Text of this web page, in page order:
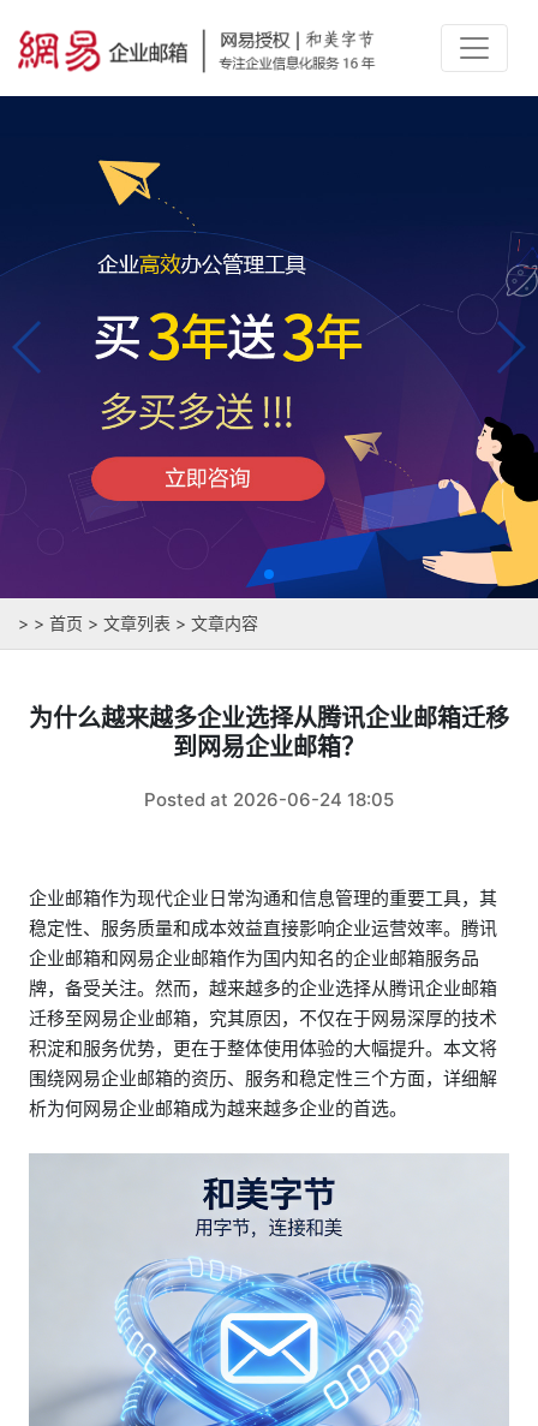
> > 首页 > 文章列表 > 文章内容
为什么越来越多企业选择从腾讯企业邮箱迁移
到网易企业邮箱？
Posted at 2026-06-24 18:05
企业邮箱作为现代企业日常沟通和信息管理的重要工具，其
稳定性、服务质量和成本效益直接影响企业运营效率。腾讯
企业邮箱和网易企业邮箱作为国内知名的企业邮箱服务品
牌，备受关注。然而，越来越多的企业选择从腾讯企业邮箱
迁移至网易企业邮箱，究其原因，不仅在于网易深厚的技术
积淀和服务优势，更在于整体使用体验的大幅提升。本文将
围绕网易企业邮箱的资历、服务和稳定性三个方面，详细解
析为何网易企业邮箱成为越来越多企业的首选。